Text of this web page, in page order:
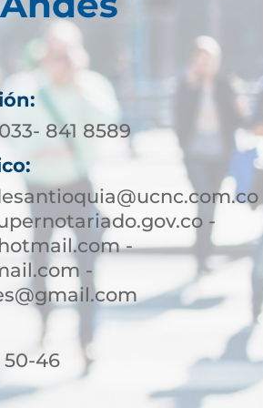
841 8589
-
-
-
50-46